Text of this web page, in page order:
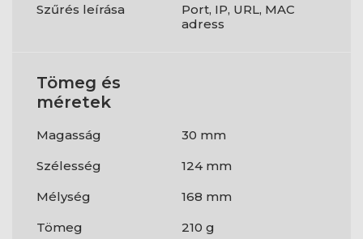
Szűrés leírása
Port, IP, URL, MAC
adress
Tömeg és
méretek
Magasság
30 mm
Szélesség
124 mm
Mélység
168 mm
Tömeg
210 g